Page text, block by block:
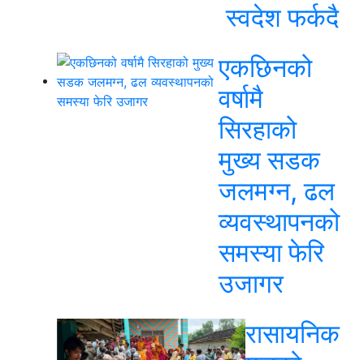
स्वदेश फर्कदै
एकछिनको
वर्षामै
सिरहाको
मुख्य सडक
जलमग्न, ढल
व्यवस्थापनको
समस्या फेरि
उजागर
रासायनिक